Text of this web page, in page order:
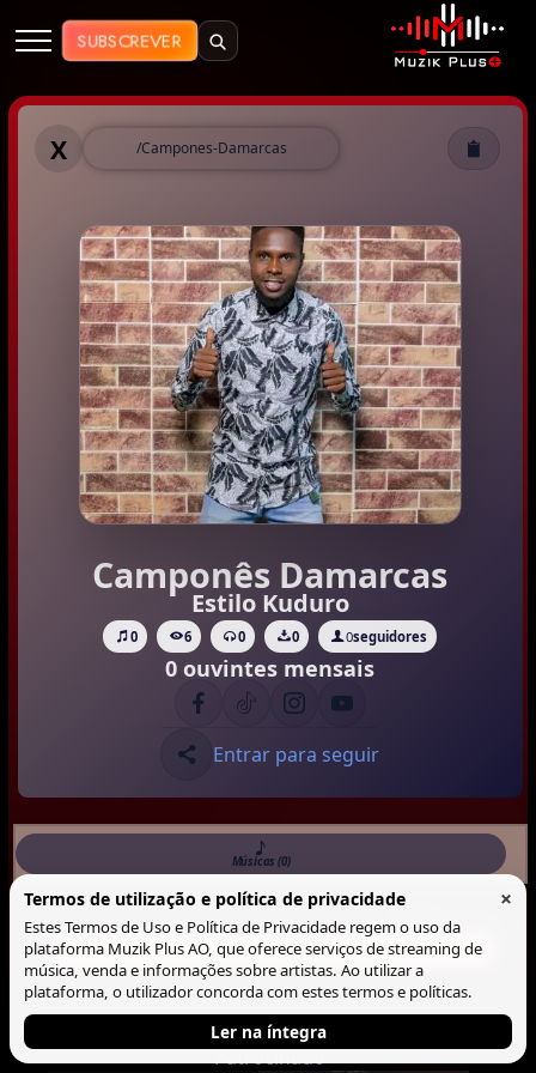
Muzik Plus AO - Streaming de
SUBSCREVER
Muzik Plus AO - Camponês
X /Campones-Damarcas
Camponês Damarcas
Estilo Kuduro
0 6 0 0 0seguidores
0 ouvintes mensais
Entrar para seguir
Músicas (0)
Musicas Lista
Blocos
Não há Musica neste perfil.
Patrocinado
Termos de utilização e política de privacidade ×
Estes Termos de Uso e Política de Privacidade regem o uso da
plataforma Muzik Plus AO, que oferece serviços de streaming de
música, venda e informações sobre artistas. Ao utilizar a
plataforma, o utilizador concorda com estes termos e políticas.
Ler na íntegra